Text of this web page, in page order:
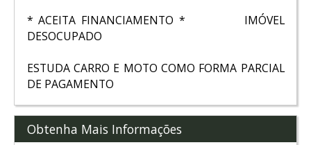
* ACEITA FINANCIAMENTO * IMÓVEL
DESOCUPADO
ESTUDA CARRO E MOTO COMO FORMA PARCIAL
DE PAGAMENTO
Obtenha Mais Informações